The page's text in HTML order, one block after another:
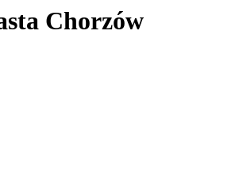
Chorzów